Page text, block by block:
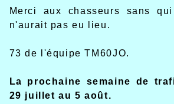
Merci aux chasseurs sans
n'aurait pas eu lieu.
73 de l'équipe TM60JO.
La prochaine semaine de
29 juillet au 5 août.